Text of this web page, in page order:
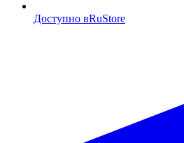
Доступно вRuStore